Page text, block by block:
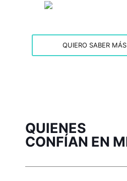
QUIERO SABER
QUIENES
CONFÍAN EN